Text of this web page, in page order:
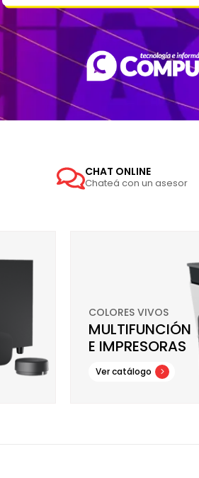
CHAT ONLINE
Chateá con un asesor
COLORES VIVOS
MULTIFUNCIÓN
E IMPRESORAS
Ver catálogo